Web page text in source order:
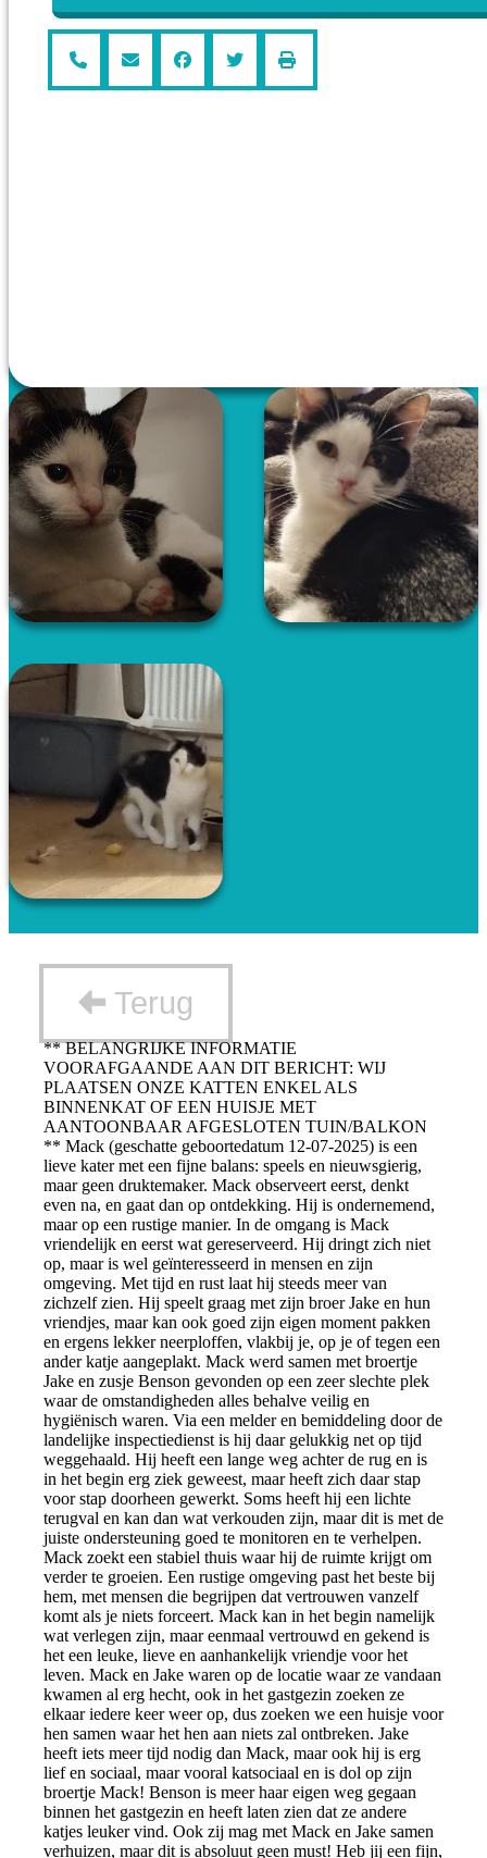
Terug
** BELANGRIJKE INFORMATIE
VOORAFGAANDE AAN DIT BERICHT: WIJ
PLAATSEN ONZE KATTEN ENKEL ALS
BINNENKAT OF EEN HUISJE MET
AANTOONBAAR AFGESLOTEN TUIN/BALKON
** Mack (geschatte geboortedatum 12-07-2025) is een
lieve kater met een fijne balans: speels en nieuwsgierig,
maar geen druktemaker. Mack observeert eerst, denkt
even na, en gaat dan op ontdekking. Hij is ondernemend,
maar op een rustige manier. In de omgang is Mack
vriendelijk en eerst wat gereserveerd. Hij dringt zich niet
op, maar is wel geïnteresseerd in mensen en zijn
omgeving. Met tijd en rust laat hij steeds meer van
zichzelf zien. Hij speelt graag met zijn broer Jake en hun
vriendjes, maar kan ook goed zijn eigen moment pakken
en ergens lekker neerploffen, vlakbij je, op je of tegen een
ander katje aangeplakt. Mack werd samen met broertje
Jake en zusje Benson gevonden op een zeer slechte plek
waar de omstandigheden alles behalve veilig en
hygiënisch waren. Via een melder en bemiddeling door de
landelijke inspectiedienst is hij daar gelukkig net op tijd
weggehaald. Hij heeft een lange weg achter de rug en is
in het begin erg ziek geweest, maar heeft zich daar stap
voor stap doorheen gewerkt. Soms heeft hij een lichte
terugval en kan dan wat verkouden zijn, maar dit is met de
juiste ondersteuning goed te monitoren en te verhelpen.
Mack zoekt een stabiel thuis waar hij de ruimte krijgt om
verder te groeien. Een rustige omgeving past het beste bij
hem, met mensen die begrijpen dat vertrouwen vanzelf
komt als je niets forceert. Mack kan in het begin namelijk
wat verlegen zijn, maar eenmaal vertrouwd en gekend is
het een leuke, lieve en aanhankelijk vriendje voor het
leven. Mack en Jake waren op de locatie waar ze vandaan
kwamen al erg hecht, ook in het gastgezin zoeken ze
elkaar iedere keer weer op, dus zoeken we een huisje voor
hen samen waar het hen aan niets zal ontbreken. Jake
heeft iets meer tijd nodig dan Mack, maar ook hij is erg
lief en sociaal, maar vooral katsociaal en is dol op zijn
broertje Mack! Benson is meer haar eigen weg gegaan
binnen het gastgezin en heeft laten zien dat ze andere
katjes leuker vind. Ook zij mag met Mack en Jake samen
verhuizen, maar dit is absoluut geen must! Heb jij een fijn,